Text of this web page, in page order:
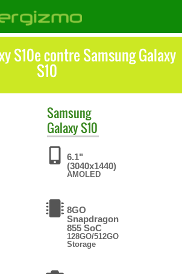
S10e contre Samsung Galaxy
S10
Samsung
Galaxy S10
6.1"
(3040x1440)
AMOLED
8GO
Snapdragon
855 SoC
128GO/512GO
Storage